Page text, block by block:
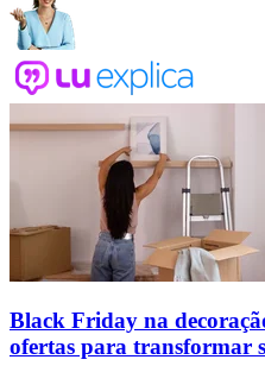
Black Friday na
ofertas para transformar